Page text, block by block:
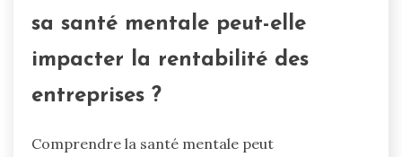
sa santé mentale peut-elle
impacter la rentabilité des
entreprises ?
Comprendre la santé mentale peut